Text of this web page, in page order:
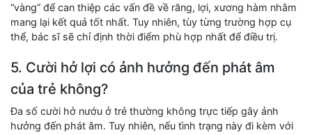
“vàng” để can thiệp các vấn đề về răng, lợi, xương hàm nhằm
mang lại kết quả tốt nhất. Tuy nhiên, tùy từng trường hợp cụ
thể, bác sĩ sẽ chỉ định thời điểm phù hợp nhất để điều trị.
5. Cười hở lợi có ảnh hưởng đến phát âm
của trẻ không?
Đa số cười hở nướu ở trẻ thường không trực tiếp gây ảnh
hưởng đến phát âm. Tuy nhiên, nếu tình trạng này đi kèm với